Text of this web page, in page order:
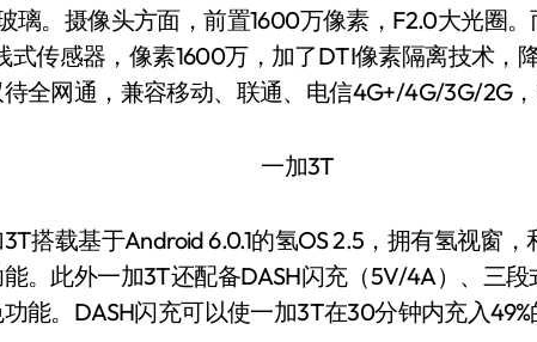
璃。摄像头方面，前置1600万像素，F2.0大光圈
式传感器，像素1600万，加了DTI像素隔离技术，
全网通，兼容移动、联通、电信4G+/4G/3G/2G
载基于Android 6.0.1的氢OS 2.5，拥有氢视窗，
。此外一加3T还配备DASH闪充（5V/4A）、三段
能。DASH闪充可以使一加3T在30分钟内充入49%